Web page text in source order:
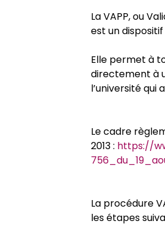
La Charte
Cotutelle
Thèse -
Thèse HDR
Bourses
Prix de
La VAPP, ou
est un
Elle permet à
directement à
l’université qui
Le cadre
2013 : https://
La procédure
les étapes